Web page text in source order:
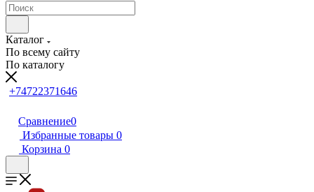
Каталог
По всему сайту
По каталогу
+74722371646
Сравнение0
Избранные товары 0
Корзина 0